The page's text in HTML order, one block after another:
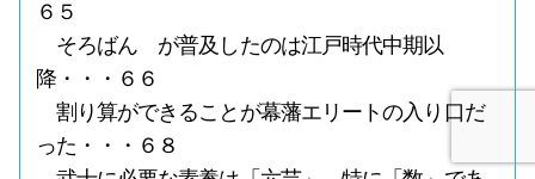
６５
そろばん が普及したのは江戸時代中期以
降・・・６６
割り算ができることが幕藩エリートの入り口だ
った・・・６８